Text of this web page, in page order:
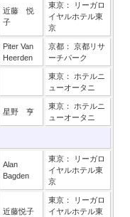
近藤 悦
子
東京： リーガロ
イヤルホテル東
京
Piter Van
Heerden
京都： 京都リサ
ーチパーク
東京： ホテルニ
ューオータニ
星野 亨
東京： ホテルニ
ューオータニ
Alan
Bagden
東京： リーガロ
イヤルホテル東
京
近藤悦子
東京： リーガロ
イヤルホテル東